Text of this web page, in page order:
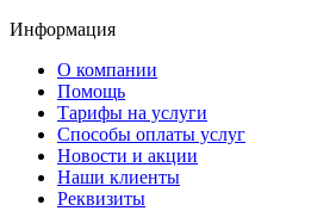
Информация
О компании
Помощь
Тарифы на услуги
Способы оплаты услуг
Новости и акции
Наши клиенты
Реквизиты